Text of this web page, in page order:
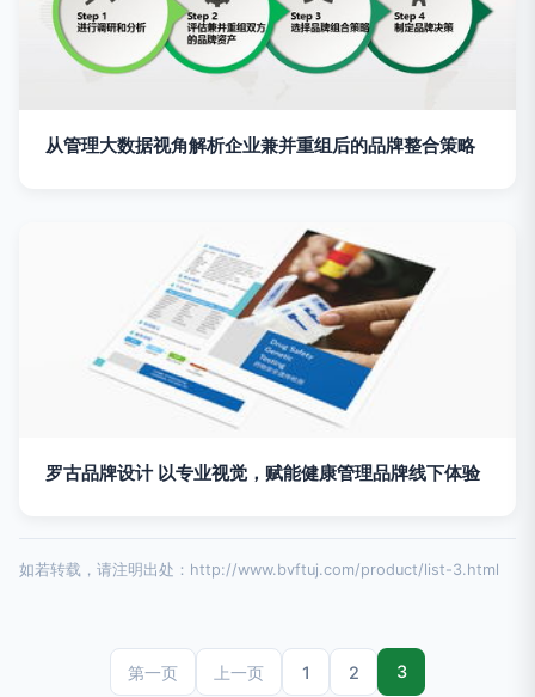
从管理大数据视角解析企业兼并重组后的品牌整合策略
罗古品牌设计 以专业视觉，赋能健康管理品牌线下体验
如若转载，请注明出处：http://www.bvftuj.com/product/list-3.html
第一页 上一页 1 2 3